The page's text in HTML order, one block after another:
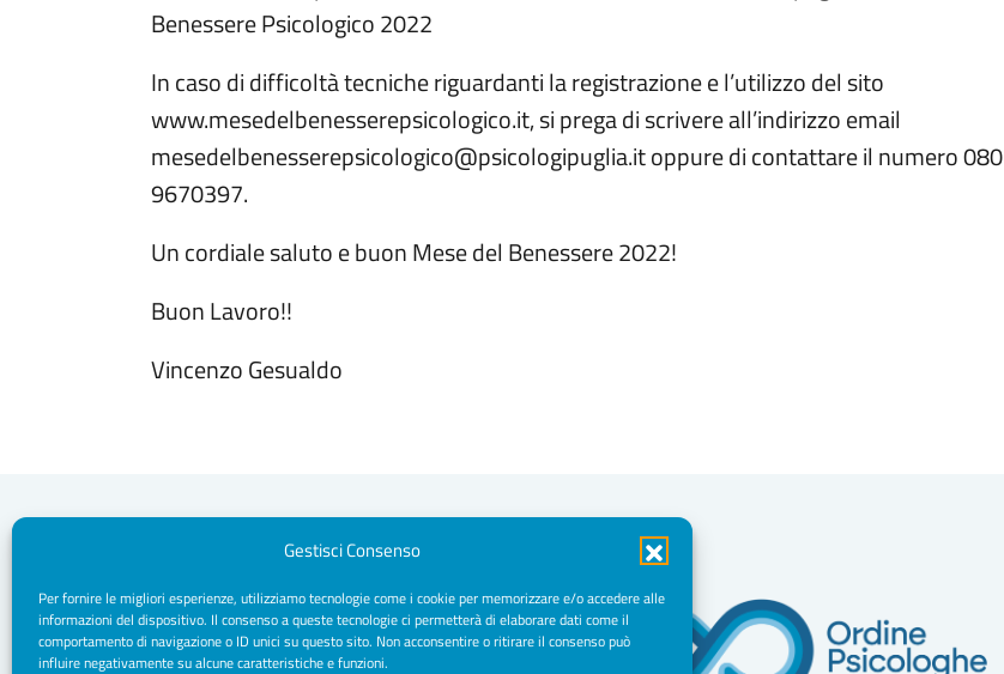
Gestisci Consenso
Per fornire le migliori esperienze, utilizziamo tecnologie come i cookie per memorizzare e/o accedere alle
informazioni del dispositivo. Il consenso a queste tecnologie ci permetterà di elaborare dati come il
comportamento di navigazione o ID unici su questo sito. Non acconsentire o ritirare il consenso può
influire negativamente su alcune caratteristiche e funzioni.
Benessere Psicologico 2022
In caso di difficoltà tecniche riguardanti la registrazione e l’utilizzo del sito
www.mesedelbenesserepsicologico.it, si prega di scrivere all’indirizzo email
mesedelbenesserepsicologico@psicologipuglia.it oppure di contattare il numero 080
9670397.
Un cordiale saluto e buon Mese del Benessere 2022!
Buon Lavoro!!
Vincenzo Gesualdo
Segreteria Sede
Via Sparano da Bari, 170 - 70121 Bari
CF/ P. IVA: 93091790720